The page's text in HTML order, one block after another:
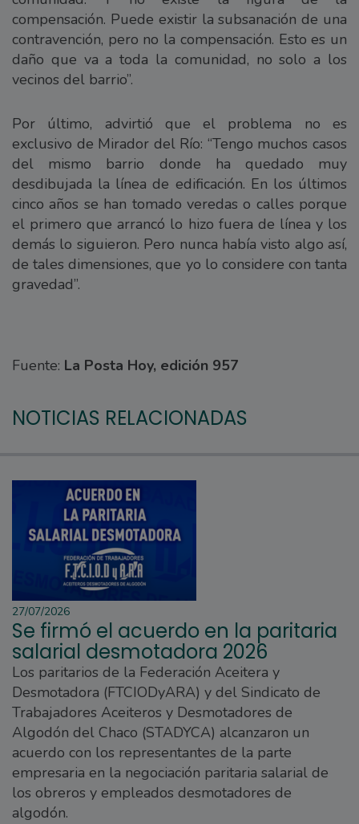
compensación. Puede existir la subsanación de una
contravención, pero no la compensación. Esto es un
daño que va a toda la comunidad, no solo a los
vecinos del barrio”.
Por último, advirtió que el problema no es
exclusivo de Mirador del Río: “Tengo muchos casos
del mismo barrio donde ha quedado muy
desdibujada la línea de edificación. En los últimos
cinco años se han tomado veredas o calles porque
el primero que arrancó lo hizo fuera de línea y los
demás lo siguieron. Pero nunca había visto algo así,
de tales dimensiones, que yo lo considere con tanta
gravedad”.
Fuente: La Posta Hoy, edición 957
NOTICIAS RELACIONADAS
27/07/2026
Se firmó el acuerdo en la paritaria
salarial desmotadora 2026
Los paritarios de la Federación Aceitera y
Desmotadora (FTCIODyARA) y del Sindicato de
Trabajadores Aceiteros y Desmotadores de
Algodón del Chaco (STADYCA) alcanzaron un
acuerdo con los representantes de la parte
empresaria en la negociación paritaria salarial de
los obreros y empleados desmotadores de
algodón.